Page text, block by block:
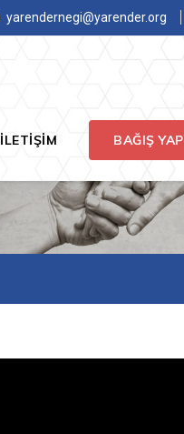
yarendernegi@yarender.org
İLETİŞİM BAĞIŞ YAP